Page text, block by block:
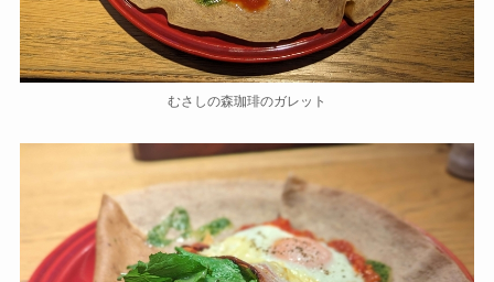
むさしの森珈琲のガレット